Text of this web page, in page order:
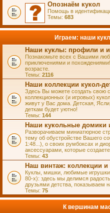
Опознаём кукол
Помощь в
Темы: 683
Играем: наши
Наши куклы: профили и
Познакомьте всех с Вашими
приключениями и
возрасте.
Темы: 2116
Наши коллекции кукол-
Здесь Вы можете создать свою
коллекционных (и игровых)
живут у Вас дома. Детская,
деткам будет уютно!
Темы: 144
Наши кукольные домики
Разворачиваем миниатюрное
тему об обустройстве Вашего
1:48...), о своих румбоксах и
аксессуарами, которые
Темы: 43
Наш винтаж: коллекции и
Куклы, мишки, любимые
80-х): здесь мы делимся
друзьями детства, показываем
Темы: 75
К вершинам